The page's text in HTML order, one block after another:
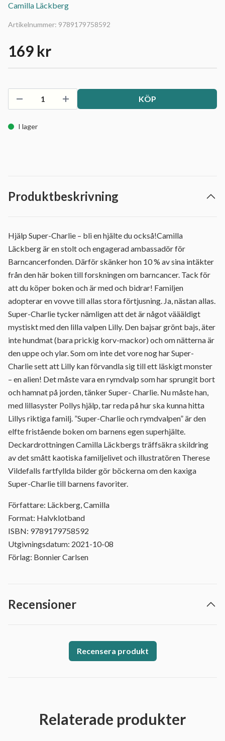
Camilla Läckberg
Artikelnummer: 9789179758592
169 kr
KÖP
I lager
Produktbeskrivning
Hjälp Super-Charlie – bli en hjälte du också!Camilla
Läckberg är en stolt och engagerad ambassadör för
Barncancerfonden. Därför skänker hon 10 % av sina intäkter
från den här boken till forskningen om barncancer. Tack för
att du köper boken och är med och bidrar! Familjen
adopterar en vovve till allas stora förtjusning. Ja, nästan allas.
Super-Charlie tycker nämligen att det är något väääldigt
mystiskt med den lilla valpen Lilly. Den bajsar grönt bajs, äter
inte hundmat (bara prickig korv-mackor) och om nätterna är
den uppe och ylar. Som om inte det vore nog har Super-
Charlie sett att Lilly kan förvandla sig till ett läskigt monster
– en alien! Det måste vara en rymdvalp som har sprungit bort
och hamnat på jorden, tänker Super- Charlie. Nu måste han,
med lillasyster Pollys hjälp, tar reda på hur ska kunna hitta
Lillys riktiga familj. ”Super-Charlie och rymdvalpen” är den
elfte fristående boken om barnens egen superhjälte.
Deckardrottningen Camilla Läckbergs träffsäkra skildring
av det smått kaotiska familjelivet och illustratören Therese
Vildefalls fartfyllda bilder gör böckerna om den kaxiga
Super-Charlie till barnens favoriter.
Författare: Läckberg, Camilla
Format: Halvklotband
ISBN: 9789179758592
Utgivningsdatum: 2021-10-08
Förlag: Bonnier Carlsen
Recensioner
Recensera produkt
Relaterade produkter